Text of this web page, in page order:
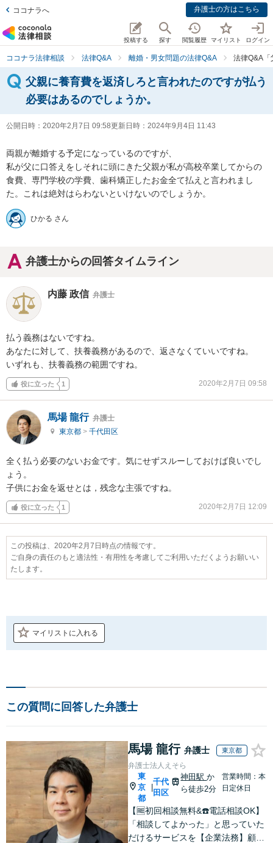
ココナラへ 弁護士の方はこちら
投稿する 探す 閲覧履歴 マイリスト ログイン
ココナラ法律相談 法律Q&A 離婚・男女問題の法律Q&A 法律Q&A
父親に養育費を返済しろと言われたのですが払う
必要はあるのでしょうか。
公開日時： 2020年2月7日 09:58更新日時： 2024年9月4日 11:43
両親が離婚する予定になっているのですが、
私が父に口答えをしそれに頭にきた父親が私が高校卒業してからの
食費、専門学校の学費、歯科矯正したお金全て払えと言われまし
た。これは絶対はらわないといけないのでしょうか。
ひかる さん
弁護士からの回答タイムライン
内藤 政信 弁護士
払う義務はないですね。
あなたに対して、扶養義務があるので、返さなくていいですね。
いずれも、扶養義務の範囲ですね。
役に立った 1 2020年2月7日 09:58
馬場 龍行 弁護士
東京都 > 千代田区
全く払う必要のないお金です。気にせずスルーしておけば良いでし
ょう。
子供にお金を返せとは，残念な主張ですね。
役に立った 1 2020年2月7日 12:09
この投稿は、2020年2月7日時点の情報です。
ご自身の責任のもと適法性・有用性を考慮してご利用いただくようお願いい
たします。
マイリストに入れる
この質問に回答した弁護士
馬場 龍行 弁護士 東京都
弁護士法人えそら
東
京
都
千代
田区
神田駅か
ら徒歩2分
営業時間：本
日定休日
【🆓初回相談無料&☎️電話相談OK】
「相談してよかった」と思っていた
だけるサービスを【企業法務】顧問